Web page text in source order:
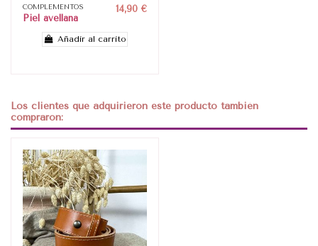
COMPLEMENTOS
Piel avellana
14,90 €
Añadir al carrito
Los clientes que adquirieron este producto también
compraron: